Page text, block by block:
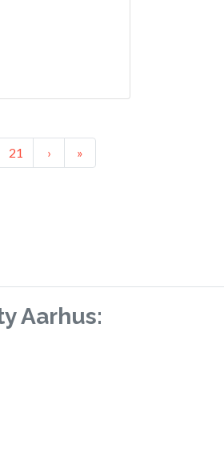
21 ›Next»
Aarhus: